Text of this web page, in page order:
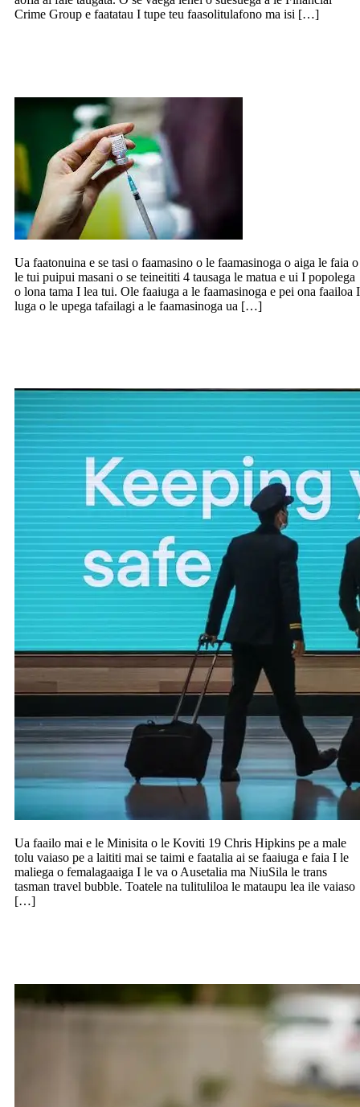
Crime Group e faatatau I tupe teu faasolitulafono ma isi […]
Ua faatonuina e se tasi o faamasino o le faamasinoga o aiga le faia o
le tui puipui masani o se teineititi 4 tausaga le matua e ui I popolega
o lona tama I lea tui. Ole faaiuga a le faamasinoga e pei ona faailoa I
luga o le upega tafailagi a le faamasinoga ua […]
Ua faailo mai e le Minisita o le Koviti 19 Chris Hipkins pe a male
tolu vaiaso pe a laititi mai se taimi e faatalia ai se faaiuga e faia I le
maliega o femalagaaiga I le va o Ausetalia ma NiuSila le trans
tasman travel bubble. Toatele na tulituliloa le mataupu lea ile vaiaso
[…]